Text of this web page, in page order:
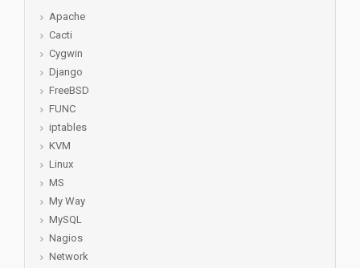
Apache
Cacti
Cygwin
Django
FreeBSD
FUNC
iptables
KVM
Linux
MS
My Way
MySQL
Nagios
Network